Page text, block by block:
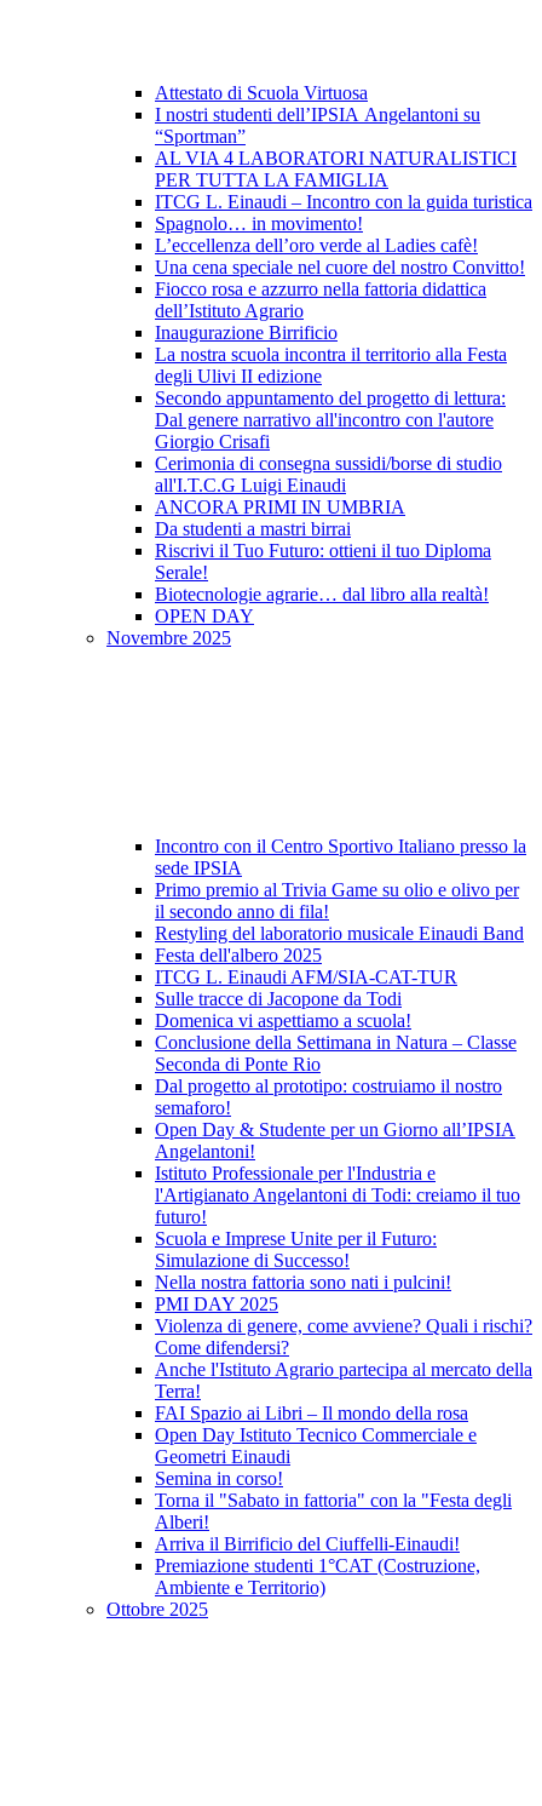
Attestato di Scuola Virtuosa
I nostri studenti dell’IPSIA Angelantoni su
“Sportman”
AL VIA 4 LABORATORI NATURALISTICI
PER TUTTA LA FAMIGLIA
ITCG L. Einaudi – Incontro con la guida turistica
Spagnolo… in movimento!
L’eccellenza dell’oro verde al Ladies cafè!
Una cena speciale nel cuore del nostro Convitto!
Fiocco rosa e azzurro nella fattoria didattica
dell’Istituto Agrario
Inaugurazione Birrificio
La nostra scuola incontra il territorio alla Festa
degli Ulivi II edizione
Secondo appuntamento del progetto di lettura:
Dal genere narrativo all'incontro con l'autore
Giorgio Crisafi
Cerimonia di consegna sussidi/borse di studio
all'I.T.C.G Luigi Einaudi
ANCORA PRIMI IN UMBRIA
Da studenti a mastri birrai
Riscrivi il Tuo Futuro: ottieni il tuo Diploma
Serale!
Biotecnologie agrarie… dal libro alla realtà!
OPEN DAY
Novembre 2025
Incontro con il Centro Sportivo Italiano presso la
sede IPSIA
Primo premio al Trivia Game su olio e olivo per
il secondo anno di fila!
Restyling del laboratorio musicale Einaudi Band
Festa dell'albero 2025
ITCG L. Einaudi AFM/SIA-CAT-TUR
Sulle tracce di Jacopone da Todi
Domenica vi aspettiamo a scuola!
Conclusione della Settimana in Natura – Classe
Seconda di Ponte Rio
Dal progetto al prototipo: costruiamo il nostro
semaforo!
Open Day & Studente per un Giorno all’IPSIA
Angelantoni!
Istituto Professionale per l'Industria e
l'Artigianato Angelantoni di Todi: creiamo il tuo
futuro!
Scuola e Imprese Unite per il Futuro:
Simulazione di Successo!
Nella nostra fattoria sono nati i pulcini!
PMI DAY 2025
Violenza di genere, come avviene? Quali i rischi?
Come difendersi?
Anche l'Istituto Agrario partecipa al mercato della
Terra!
FAI Spazio ai Libri – Il mondo della rosa
Open Day Istituto Tecnico Commerciale e
Geometri Einaudi
Semina in corso!
Torna il "Sabato in fattoria" con la "Festa degli
Alberi!
Arriva il Birrificio del Ciuffelli-Einaudi!
Premiazione studenti 1°CAT (Costruzione,
Ambiente e Territorio)
Ottobre 2025